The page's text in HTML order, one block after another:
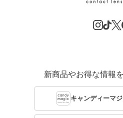
新商品やお得な情報
キャンディーマ